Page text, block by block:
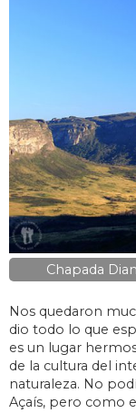
Chapada
Nos quedaron
dio todo lo que
es un lugar
de la cultura del
naturaleza. No
Açaís, pero como